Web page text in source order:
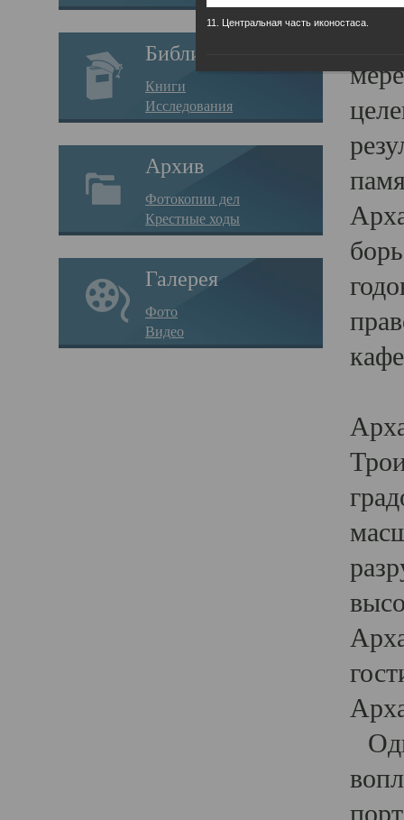
Библиотека
Книги
Исследования
Архив
Фотокопии дел
Крестные ходы
Галерея
Фото
Видео
11. Центральная часть иконостаса.